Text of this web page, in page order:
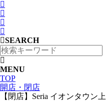
SEARCH
MENU
TOP
開店・閉店
【閉店】Seria イオンタウン